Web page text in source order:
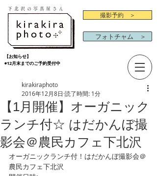
下北沢の写真屋さん
撮影予約 ＞
フォトチャム ＞
【お知らせ】
◉12月末までのご予約受付中
【1月開催】オーガニック
ランチ付☆ はだかんぼ撮
影会＠農民カフェ下北沢
kirakiraphoto
2016年12月8日 読了時間: 1分
オーガニックランチ付！はだかんぼ撮影会＠
農民カフェ下北沢